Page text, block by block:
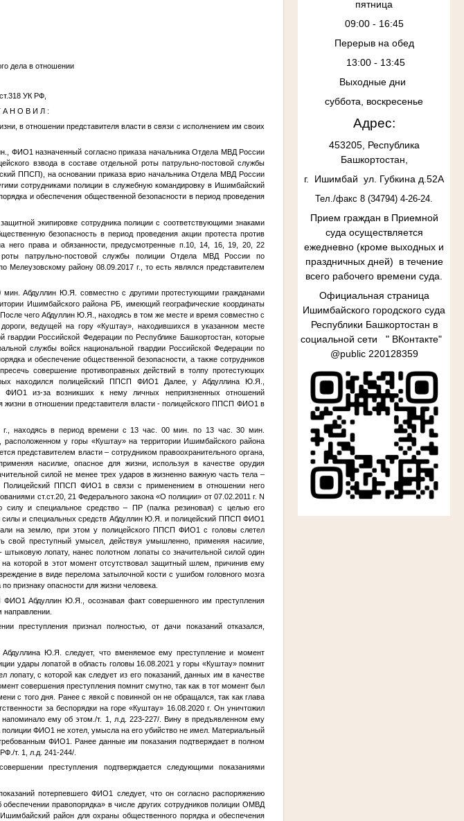
пятница
09:00 - 16:45
Перерыв на обед
13:00 - 13:45
Выходные дни
суббота, воскресенье
Адрес:
453205, Республика
Башкортостан,
г. Ишимбай ул. Губкина д.52А
Тел./факс 8 (34794) 4-26-24.
Прием граждан в Приемной
суда осуществляется
ежедневно (кроме выходных и
праздничных дней) в течение
всего рабочего времени суда.
Официальная страница
Ишимбайского городского суда
Республики Башкортостан в
социальной сети " ВКонтакте"
@public220128359
дела в отношении
ст.318 УК РФ,
А Н О В И Л :
в отношении представителя власти в связи с исполнением им своих
ФИО1 назначенный согласно приказа начальника Отдела МВД России
взвода в составе отдельной роты патрульно-постовой службы
ППСП), на основании приказа врио начальника Отдела МВД России
сотрудниками полиции в служебную командировку в Ишимбайский
и обеспечения общественной безопасности в период проведения
экипировке сотрудника полиции с соответствующими знаками
безопасность в период проведения акции протеста против
него права и обязанности, предусмотренные п.10, 14, 16, 19, 20, 22
роты патрульно-постовой службы полиции Отдела МВД России по
району 08.09.2017 г., то есть являлся представителем
Абдуллин Ю.Я. совместно с другими протестующими гражданами
Ишимбайского района РБ, имеющий географические координаты
После чего Абдуллин Ю.Я., находясь в том же месте и время совместно с
ведущей на гору «Куштау», находившихся в указанном месте
Российской Федерации по Республике Башкортостан, которые
службы войск национальной гвардии Российской Федерации по
и обеспечение общественной безопасности, а также сотрудников
совершение противоправных действий в толпу протестующих
находился полицейский ППСП ФИО1
Далее, у Абдуллина Ю.Я.,
ФИО1
из-за возникших к нему личных неприязненных отношений
в отношении представителя власти - полицейского ППСП ФИО1 в
находясь в период времени с 13 час. 00 мин. по 13 час. 30 мин.
у горы «Куштау» на территории Ишимбайского района
представителем власти – сотрудником правоохранительного органа,
насилие, опасное для жизни, используя в качестве орудия
силой не менее трех ударов в жизненно важную часть тела –
Полицейский ППСП ФИО1 в связи с применением в отношении него
ст.ст.20, 21 Федерального закона «О полиции» от 07.02.2011 г. N
и специальное средство – ПР (палка резиновая) с целью его
и специальных средств Абдуллин Ю.Я. и полицейский ППСПФИО1
на землю, при этом у полицейского ППСПФИО1 с головы слетел
преступный умысел, действуя умышленно, применяя насилие,
лопату, нанес полотном лопаты со значительной силой один
на которой в этот момент отсутствовал защитный шлем, причинив ему
в виде перелома затылочной кости с ушибом головного мозга
признаку опасности для жизни человека.
ФИО1 Абдуллин Ю.Я., осознавая факт совершенного им преступления
направлении.
признал полностью, от дачи показаний отказался,
Ю.Я. следует, что вменяемое ему преступление и момент
удары лопатой в область головы 16.08.2021 у горы «Куштау» помнит
с которой как следует из его показаний, данных им в качестве
совершения преступления помнит смутно, так как в тот момент был
с того дня. Ранее с явкой с повинной он не обращался, так как глава
за беспорядки на горе «Куштау» 16.08.2020 г. Он уничтожил
ему об этом./т. 1, л.д. 223-227/. Вину в предъявленном ему
полицииФИО1 не хотел, умысла на его убийство не имел. Материальный
ФИО1
. Ранее данные им показания подтверждает в полном
т. 1, л.д. 241-244/.
преступления подтверждается следующими показаниями
потерпевшегоФИО1
следует, что он согласно распоряжению
правопорядка» в числе других сотрудников полиции ОМВД
район для охраны общественного порядка и обеспечения